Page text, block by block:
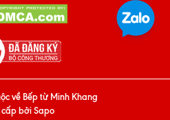
về Bếp từ Minh Khang
cấp bởiSapo